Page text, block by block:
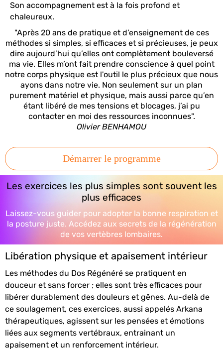
Son accompagnement est à la fois profond et
chaleureux.
"Après 20 ans de pratique et d’enseignement de ces
méthodes si simples, si efficaces et si précieuses, je peux
dire aujourd’hui qu’elles ont complètement bouleversé
ma vie. Elles m’ont fait prendre conscience à quel point
notre corps physique est l'outil le plus précieux que nous
ayons dans notre vie. Non seulement sur un plan
purement matériel et physique, mais aussi parce qu’en
étant libéré de mes tensions et blocages, j’ai pu
contacter en moi des ressources inconnues".
Olivier BENHAMOU
Démarrer le programme
Les exercices les plus simples sont souvent les
plus efficaces
Laissez-vous guider pour adopter la bonne respiration et
la posture juste. Accédez aux secrets de la régénération
de vos vertèbres lombaires.
Libération physique et apaisement intérieur
Les méthodes du Dos Régénéré se pratiquent en
douceur et sans forcer ; elles sont très efficaces pour
libérer durablement des douleurs et gênes. Au-delà de
ce soulagement, ces exercices, aussi appelés Arkana
thérapeutiques, agissent sur les pensées et émotions
liées aux segments vertébraux, entrainant un
apaisement et un renforcement intérieur.